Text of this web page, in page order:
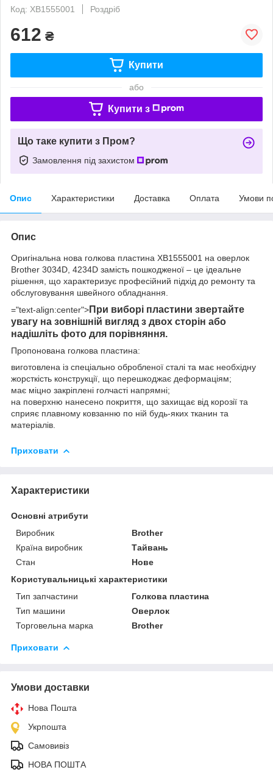
Код: XB1555001
Роздріб
612 ₴
Купити
або
Купити з
Що таке купити з Пром?
Замовлення під захистом
Опис Характеристики Доставка Оплата Умови
Опис
Оригінальна нова голкова пластина XB1555001 на оверлок
Brother 3034D, 4234D замість пошкодженої – це ідеальне
рішення, що характеризує професійний підхід до ремонту та
обслуговування швейного обладнання.
="text-align:center">При виборі пластини звертайте
увагу на зовнішній вигляд з двох сторін або
надішліть фото для порівняння.
Пропонована голкова пластина:
виготовлена із спеціально обробленої сталі та має необхідну
жорсткість конструкції, що перешкоджає деформаціям;
має міцно закріплені голчасті напрямні;
на поверхню нанесено покриття, що захищає від корозії та
сприяє плавному ковзанню по ній будь-яких тканин та
матеріалів.
Приховати
Характеристики
Основні атрибути
Виробник
Brother
Країна виробник
Тайвань
Стан
Нове
Користувальницькі характеристики
Тип запчастини
Голкова пластина
Тип машини
Оверлок
Торговельна марка
Brother
Приховати
Умови доставки
Нова Пошта
Укрпошта
Самовивіз
НОВА ПОШТА